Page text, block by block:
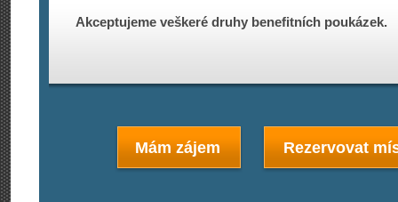
Akceptujeme veškeré druhy benefitních poukázek.
Mám zájem Rezervovat